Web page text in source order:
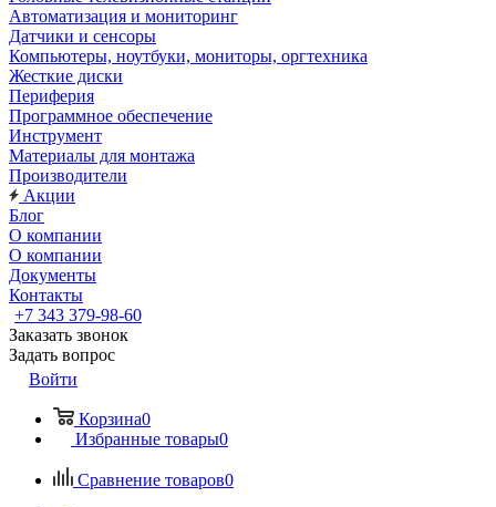
Автоматизация и мониторинг
Датчики и сенсоры
Компьютеры, ноутбуки, мониторы, оргтехника
Жесткие диски
Периферия
Программное обеспечение
Инструмент
Материалы для монтажа
Производители
Акции
Блог
О компании
О компании
Документы
Контакты
+7 343 379-98-60
Заказать звонок
Задать вопрос
Войти
Корзина0
Избранные товары0
Сравнение товаров0